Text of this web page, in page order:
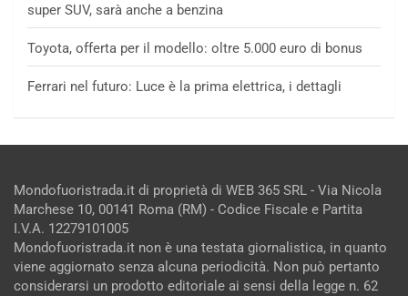
super SUV, sarà anche a benzina
Toyota, offerta per il modello: oltre 5.000 euro di bonus
Ferrari nel futuro: Luce è la prima elettrica, i dettagli
Mondofuoristrada.it di proprietà di WEB 365 SRL - Via Nicola
Marchese 10, 00141 Roma (RM) - Codice Fiscale e Partita
I.V.A. 12279101005
Mondofuoristrada.it non è una testata giornalistica, in quanto
viene aggiornato senza alcuna periodicità. Non può pertanto
considerarsi un prodotto editoriale ai sensi della legge n. 62